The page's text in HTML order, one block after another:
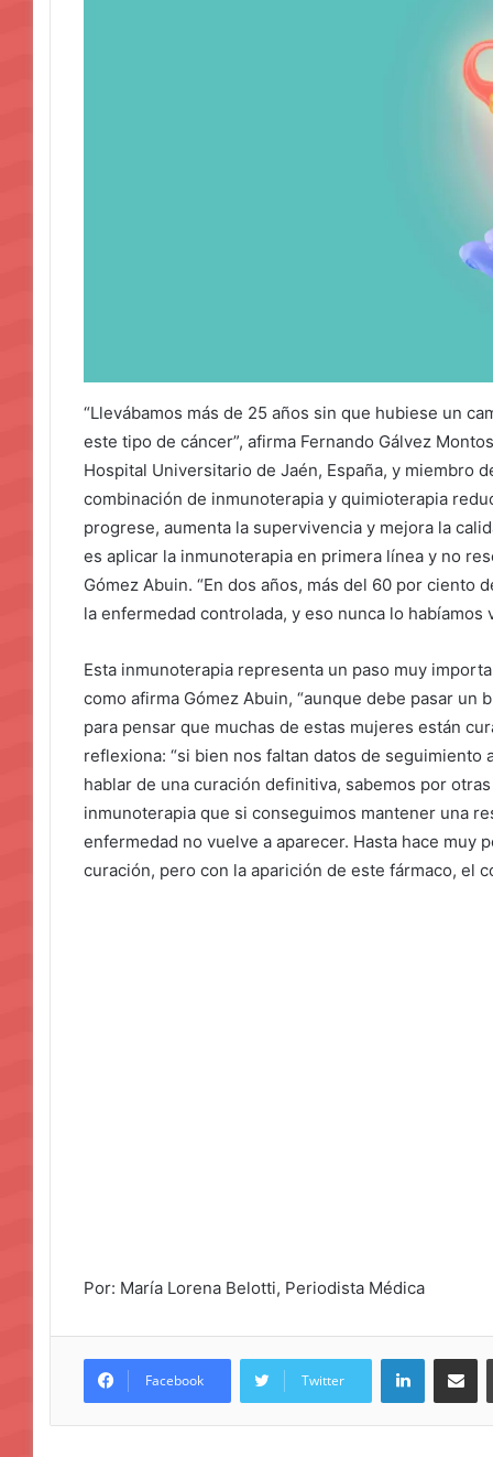
“Llevábamos más de 25 años sin que hubiese un
este tipo de cáncer”, afirma Fernando Gálvez
Hospital Universitario de Jaén, España, y miembro
combinación de inmunoterapia y quimioterapia
progrese, aumenta la supervivencia y mejora la
es aplicar la inmunoterapia en primera línea y no
Gómez Abuin. “En dos años, más del 60 por
la enfermedad controlada, y eso nunca lo habíamos
Esta inmunoterapia representa un paso muy
como afirma Gómez Abuin, “aunque debe pasar
para pensar que muchas de estas mujeres están
reflexiona: “si bien nos faltan datos de seguimiento
hablar de una curación definitiva, sabemos por
inmunoterapia que si conseguimos mantener una
enfermedad no vuelve a aparecer. Hasta hace muy
curación, pero con la aparición de este fármaco, el
Por: María Lorena Belotti, Periodista Médica
Facebook Twitter
LinkedIn